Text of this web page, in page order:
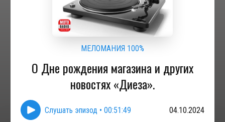
МЕЛОМАНИЯ 100%
О Дне рождения магазина и других
новостях «Диеза».
Слушать эпизод • 00:51:49 04.10.2024